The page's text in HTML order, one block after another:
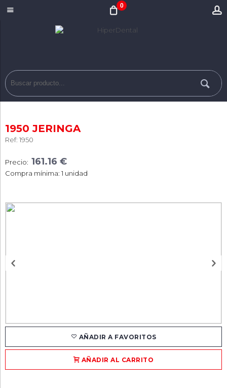
0
1950 JERINGA
Ref: 1950
Precio: 161.16 €
Compra mínima: 1 unidad
AÑADIR A FAVORITOS
AÑADIR AL CARRITO